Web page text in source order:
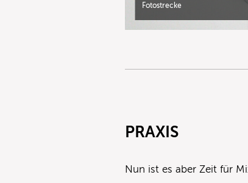
Fotostrecke
PRAXIS
Nun ist es aber Zeit für